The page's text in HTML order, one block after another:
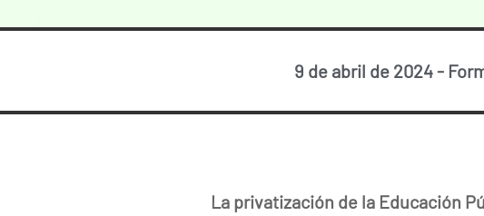
9 de abril de 2024-
La privatización de la Educación